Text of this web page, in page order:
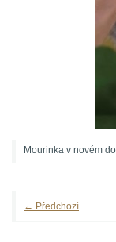
Mourinka v novém
← Předchozí